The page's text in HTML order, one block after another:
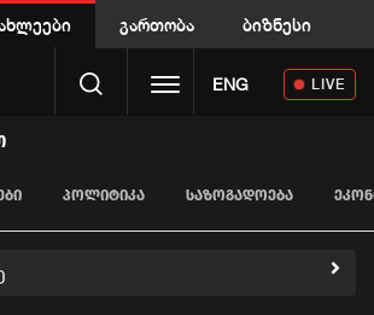
გართობა ბიზნესი
Toggle navigation
ENG LIVE
ᲞᲝᲚᲘᲢᲘᲙᲐ ᲡᲐᲖᲝᲒᲐᲓᲝᲔᲑᲐ